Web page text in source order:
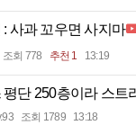
: 사과 꼬우면 사지마
조회 778 추천 1 13:19
단 250층이라 스트
조회 1789 13:18